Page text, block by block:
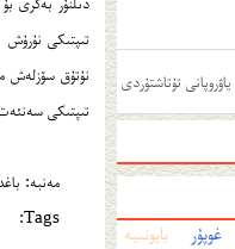
ﺗﯘﺗﺎﺷﺘﯘﺭﺩﻯ
غوپۇر ياپونىيە
ﺗﯩﭙﺘﯩﻜﻰ
مەنبە:
Tags: